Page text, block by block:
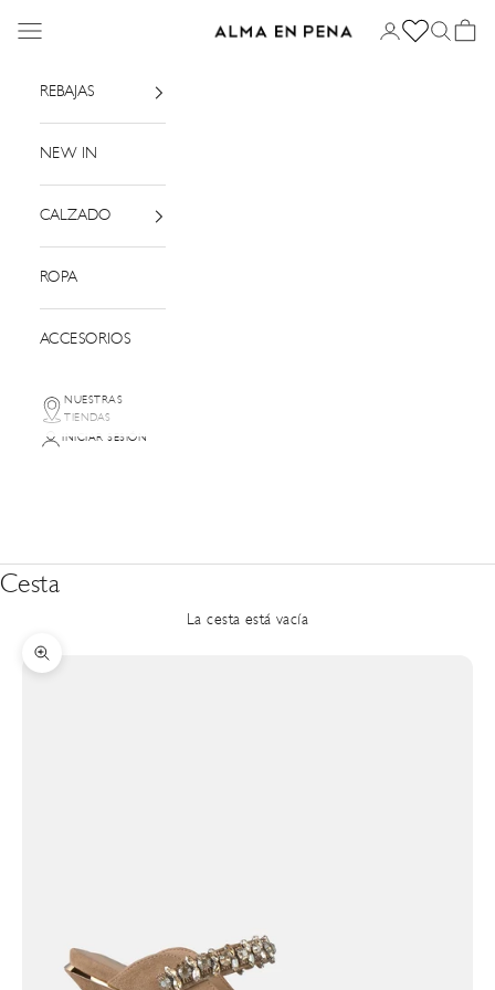
Alma en Pena
Menú Iniciar sesión
Buscar
Cesta
REBAJAS
NEW IN
CALZADO
ROPA
ACCESORIOS
NUESTRAS
TIENDAS
INICIAR SESIÓN
Cesta
La cesta está vacía
Zoom